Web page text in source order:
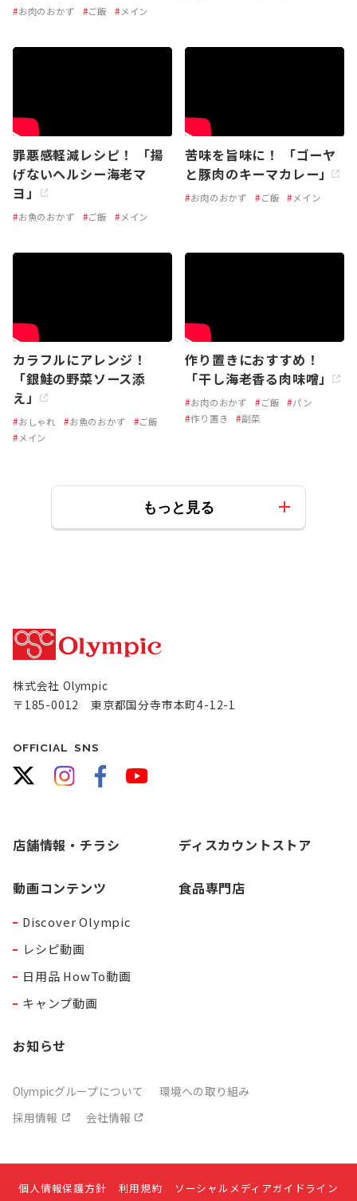
#お肉のおかず #ご飯 #メイン
罪悪感軽減レシピ！ 「揚
げないヘルシー海老マ
ヨ」
#お魚のおかず #ご飯 # メイン
苦味を旨味に！ 「ゴーヤ
と豚肉のキーマカレー」
#お肉のおかず #ご飯 # メイン
カラフルにアレンジ！
「銀鮭の野菜ソース添
え」
#おしゃれ #お魚のおかず #ご飯
# メイン
作り置きにおすすめ！
「干し海老香る肉味噌」
#お肉のおかず #ご飯 #パン
#作り置き #副菜
もっと見る
株式会社 Olympic
〒185-0012 東京都国分寺市本町4-12-1
OFFICIAL SNS
店舗情報・チラシ
動画コンテンツ
Discover Olympic
レシピ動画
日用品 HowTo動画
キャンプ動画
お知らせ
ディスカウントストア
食品専門店
Olympicグループについて
環境への取り組み
採用情報
会社情報
個人情報保護方針 利用規約 ソーシャルメディアガイドライン